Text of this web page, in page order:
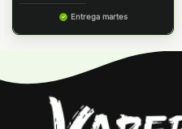
Entrega martes